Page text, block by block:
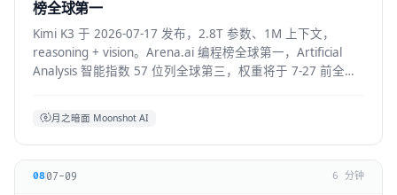
榜全球第一
Kimi K3 于 2026-07-17 发布，2.8T 参数、1M 上下文，
reasoning + vision。Arena.ai 编程榜全球第一，Artificial
Analysis 智能指数 57 位列全球第三，权重将于 7-27 前全部
月之暗面 Moonshot AI
0807-09 6 分钟